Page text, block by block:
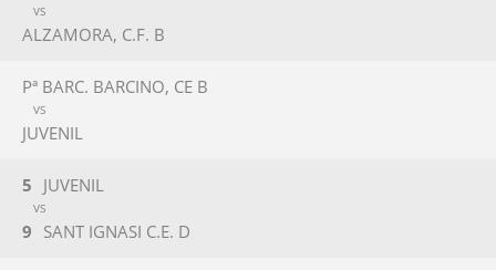
VS
ALZAMORA, C.F. B
Pª BARC. BARCINO, CE B
VS
JUVENIL
JUVENIL
5
VS
9 SANT IGNASI C.E. D